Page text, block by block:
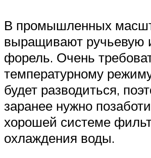
В промышленных
выращивают ручьевую
форель. Очень
температурному
будет разводиться,
заранее нужно
хорошей системе
охлаждения воды.